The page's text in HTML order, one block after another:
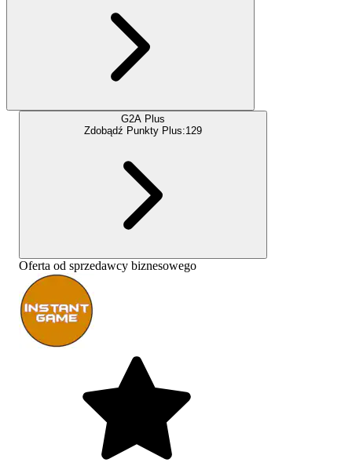
G2A Plus
Zdobądź Punkty Plus:129
Oferta od sprzedawcy biznesowego